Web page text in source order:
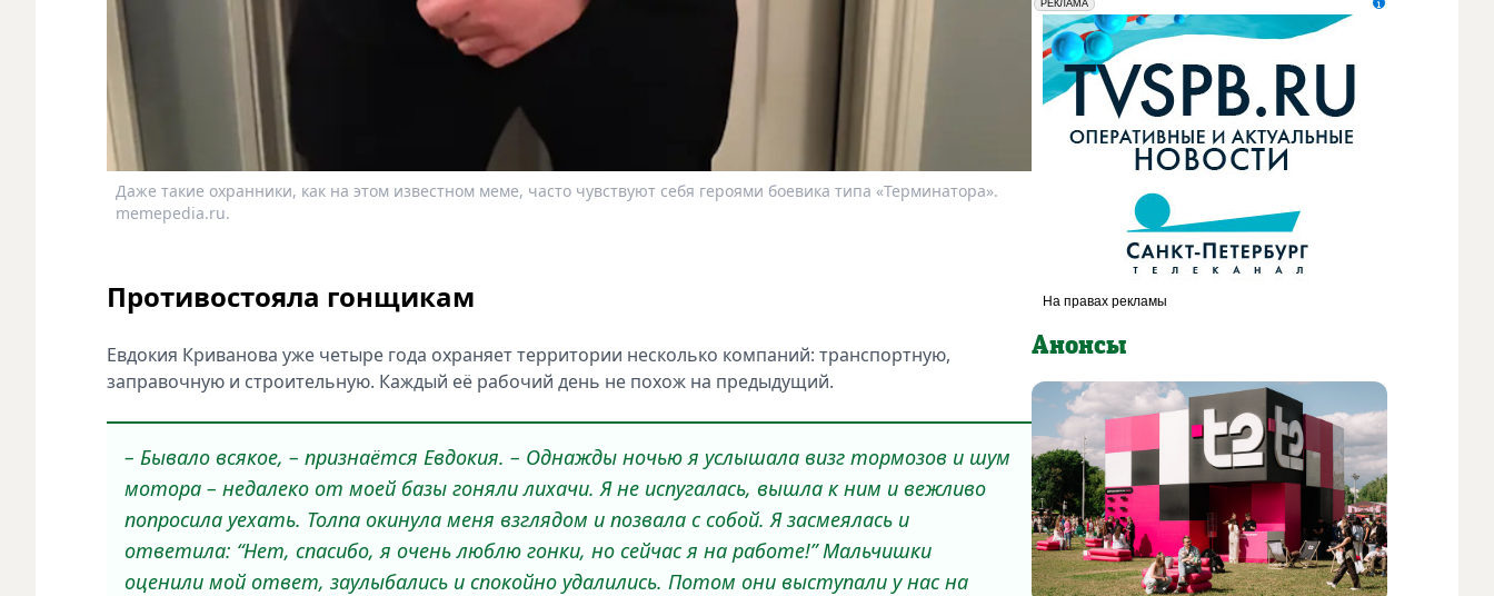
Даже такие охранники, как на этом известном меме, часто чувствуют себя героями боевика типа «Терминатора».
memepedia.ru.
Противостояла гонщикам
Евдокия Криванова уже четыре года охраняет территории несколько компаний: транспортную,
заправочную и строительную. Каждый её рабочий день не похож на предыдущий.
– Бывало всякое, – признаётся Евдокия. – Однажды ночью я услышала визг тормозов и шум
мотора – недалеко от моей базы гоняли лихачи. Я не испугалась, вышла к ним и вежливо
попросила уехать. Толпа окинула меня взглядом и позвала с собой. Я засмеялась и
ответила: “Нет, спасибо, я очень люблю гонки, но сейчас я на работе!” Мальчишки
оценили мой ответ, заулыбались и спокойно удалились. Потом они выступали у нас на
erid: LdtCK5udn
РЕКЛАМА
АО "ГАТР", ИНН: 7841320717
Анонсы